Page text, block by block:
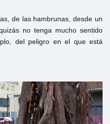
de las hambrunas, desde un
no tenga mucho sentido
del peligro en el que está